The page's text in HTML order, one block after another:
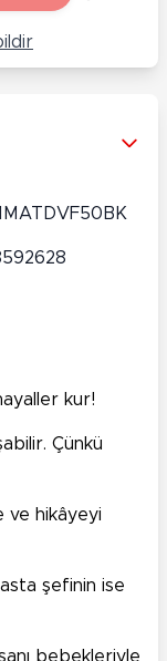
kur!
Çünkü
ve hikâyeyi
şefinin ise
bebekleriyle